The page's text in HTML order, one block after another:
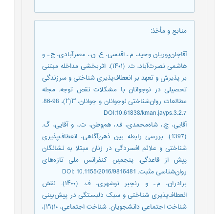
منابع و مأخذ:
آقاجان‌پوریان وحید، م.، اقدسی، ع. ن.، مصرآبادی، ج.، و
هاشمی نصرت‌آباد، ت. (۱۴۰۱). اثربخشی مداخله مبتنی
بر پذیرش و تعهد بر انعطاف‌پذیری شناختی و سرزندگی
تحصیلی در نوجوانان با مشکلات نقص توجه. مجله
مطالعات روان‌شناختی نوجوانان و جوانان، ۳(۲)، 98-86.
DOI:10.61838/kman.jayps.3.2.7
آقایی، چ.، شاه‌محمدی، ف.، هم‌وطن، ت.، و آقایی، گ.
(1397). بررسی رابطه بین ذهن‌آگاهی، انعطاف‌پذیری
شناختی و علائم افسردگی در زنان مبتلا به نشانگان
پیش از قاعدگی. پنجمین کنفرانس ملی تازه‌های
روان‌شناسی مثبت. DOI: 10.1155/2016/9816481
برادران، م.، و رنجبر نوشهری، ف. (۱۴۰۰). نقش
انعطاف‌پذیری شناختی و سبک دلبستگی در پیش‌بینی
شناخت اجتماعی دانشجویان. شناخت اجتماعی، ۱۰(۱۹)،